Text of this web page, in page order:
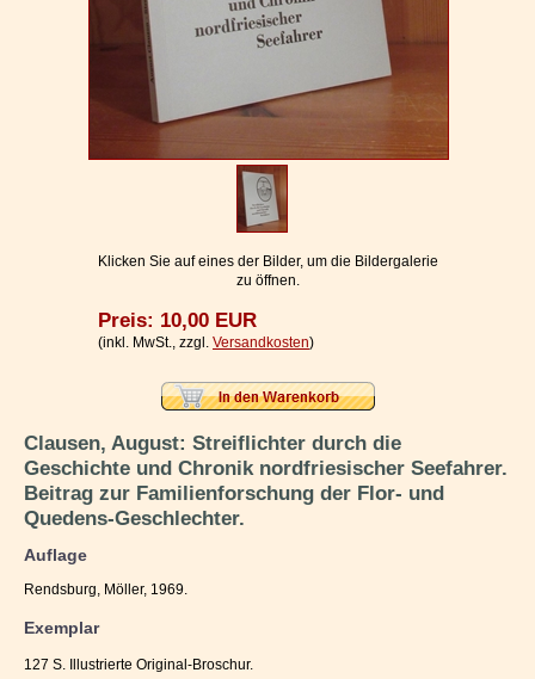
Widerrufsbelehrung
Geschäftsbedingungen
Datenschutzerklärung
Ihr WarenkorbKlicken Sie auf eines der Bilder, um die Bildergalerie
zu öffnen.
Preis: 10,00 EUR
(inkl. MwSt., zzgl. Versandkosten)
Clausen, August: Streiflichter durch die
Geschichte und Chronik nordfriesischer Seefahrer.
Beitrag zur Familienforschung der Flor- und
Quedens-Geschlechter.
Auflage
Rendsburg, Möller, 1969.
Exemplar
127 S. Illustrierte Original-Broschur.